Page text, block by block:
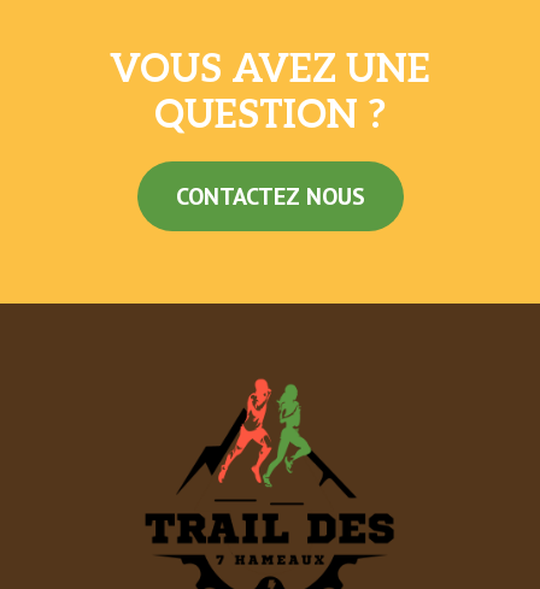
VOUS AVEZ UNE
QUESTION ?
CONTACTEZ NOUS